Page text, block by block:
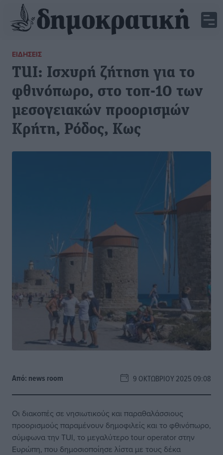
ΕΙΔΉΣΕΙΣ
TUI: Ισχυρή ζήτηση για το
φθινόπωρο, στο τοπ-10 των
μεσογειακών προορισμών
Κρήτη, Ρόδος, Κως
Από: news room 9 ΟΚΤΩΒΡΊΟΥ 2025 09:08
Οι διακοπές σε νησιωτικούς και παραθαλάσσιους
προορισμούς παραμένουν δημοφιλείς και το φθινόπωρο,
σύμφωνα την TUI, το μεγαλύτερο tour operator στην
Ευρώπη, που δημοσιοποίησε λίστα με τους δέκα